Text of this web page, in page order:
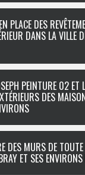
PLACE DES
DANS LA VILLE
PEINTURE 02 ET
DES
DES MURS DE
ET SES